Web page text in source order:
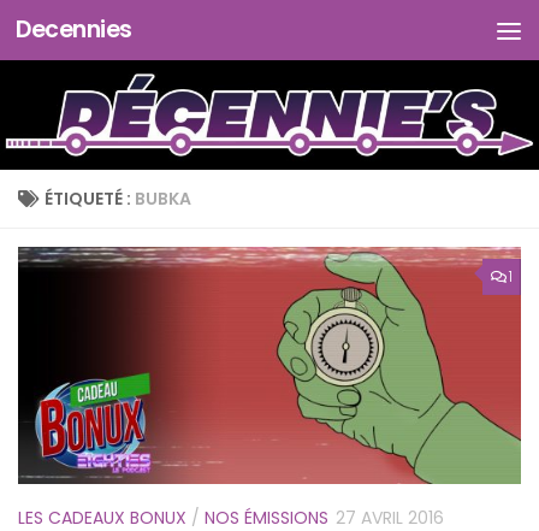
Skip to content
Decennies
ÉTIQUETÉ : BUBKA
1
LES CADEAUX BONUX / NOS ÉMISSIONS 27 AVRIL 2016